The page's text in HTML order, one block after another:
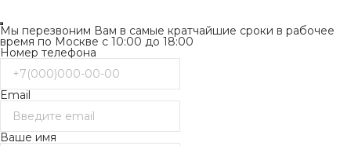
Мы перезвоним Вам в самые кратчайшие сроки в рабочее
время по Москве с 10:00 до 18:00
Номер телефона
Email
Ваше имя